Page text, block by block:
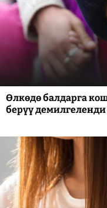
Өлкөдө балдарга
берүү демилгеленди